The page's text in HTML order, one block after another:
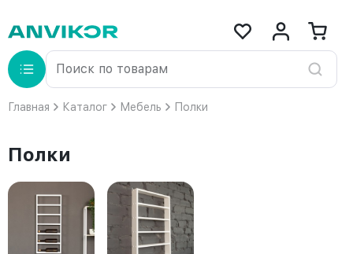
Главная Каталог Мебель Полки
Полки